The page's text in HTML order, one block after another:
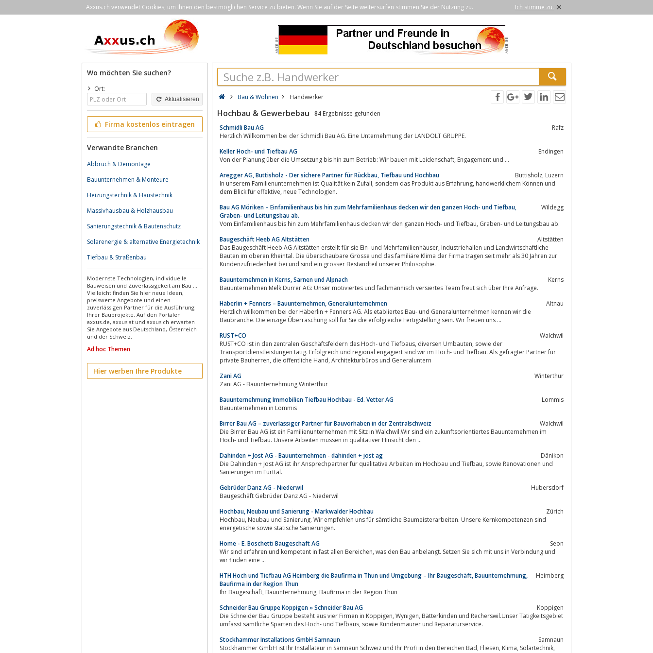
Axxus.ch verwendet Cookies, um Ihnen den bestmöglichen Service zu bieten. Wenn Sie auf der Seite weitersurfen stimmen Sie der Nutzung zu. Ich stimme zu. ×
Wo möchten Sie suchen?
Ort:
Aktualisieren
Firma kostenlos eintragen
Verwandte Branchen
Abbruch & Demontage
Bauunternehmen & Monteure
Heizungstechnik & Haustechnik
Massivhausbau & Holzhausbau
Sanierungstechnik & Bautenschutz
Solarenergie & alternative Energietechnik
Tiefbau & Straßenbau
Modernste Technologien, individuelle
Bauweisen und Zuverlässigekeit am Bau ...
Vielleicht finden Sie hier neue Ideen,
preiswerte Angebote und einen
zuverlässigen Partner für die Ausführung
Ihrer Bauprojekte. Auf den Portalen
axxus.de, axxus.at und axxus.ch erwarten
Sie Angebote aus Deutschland, Österreich
und der Schweiz.
Ad hoc Themen
Hier werben Ihre Produkte
Bau & Wohnen Handwerker
Hochbau & Gewerbebau 84 Ergebnisse gefunden
Schmidli Bau AG
Rafz
Herzlich Willkommen bei der Schmidli Bau AG. Eine Unternehmung der LANDOLT GRUPPE.
Keller Hoch- und Tiefbau AG
Endingen
Von der Planung über die Umsetzung bis hin zum Betrieb: Wir bauen mit Leidenschaft, Engagement und ...
Aregger AG, Buttisholz - Der sichere Partner für Rückbau, Tiefbau und Hochbau
Buttisholz, Luzern
In unserem Familienunternehmen ist Qualität kein Zufall, sondern das Produkt aus Erfahrung, handwerklichem Können und
dem Blick für effektive, neue Technologien.
Bau AG Möriken – Einfamilienhaus bis hin zum Mehrfamilienhaus decken wir den ganzen Hoch- und Tiefbau,
Graben- und Leitungsbau ab.
Wildegg
Vom Einfamilienhaus bis hin zum Mehrfamilienhaus decken wir den ganzen Hoch- und Tiefbau, Graben- und Leitungsbau ab.
Baugeschäft Heeb AG Altstätten
Altstätten
Das Baugeschäft Heeb AG Altstätten erstellt für sie Ein- und Mehrfamilienhäuser, Industriehallen und Landwirtschaftliche
Bauten im oberen Rheintal. Die überschaubare Grösse und das familiäre Klima der Firma tragen seit mehr als 30 Jahren zur
Kundenzufriedenheit bei und sind ein grosser Bestandteil unserer Philosophie.
Bauunternehmen in Kerns, Sarnen und Alpnach
Kerns
Bauunternehmen Melk Durrer AG: Unser motiviertes und fachmännisch versiertes Team freut sich über Ihre Anfrage.
Häberlin + Fenners – Bauunternehmen, Generalunternehmen
Altnau
Herzlich willkommen bei der Häberlin + Fenners AG. Als etabliertes Bau- und Generalunternehmen kennen wir die
Baubranche. Die einzige Überraschung soll für Sie die erfolgreiche Fertigstellung sein. Wir freuen uns ...
RUST+CO
Walchwil
RUST+CO ist in den zentralen Geschäftsfeldern des Hoch- und Tiefbaus, diversen Umbauten, sowie der
Transportdienstleistungen tätig. Erfolgreich und regional engagiert sind wir im Hoch- und Tiefbau. Als gefragter Partner für
private Bauherren, die öffentliche Hand, Architekturbüros und Generaluntern
Zani AG
Winterthur
Zani AG - Bauunternehmung Winterthur
Bauunternehmung Immobilien Tiefbau Hochbau - Ed. Vetter AG
Lommis
Bauunternehmen in Lommis
Birrer Bau AG – zuverlässiger Partner für Bauvorhaben in der Zentralschweiz
Walchwil
Die Birrer Bau AG ist ein Familienunternehmen mit Sitz in Walchwil.Wir sind ein zukunftsorientiertes Bauunternehmen im
Hoch- und Tiefbau. Unsere Arbeiten müssen in qualitativer Hinsicht den ...
Dahinden + Jost AG - Bauunternehmen - dahinden + jost ag
Dänikon
Die Dahinden + Jost AG ist ihr Ansprechpartner für qualitative Arbeiten im Hochbau und Tiefbau, sowie Renovationen und
Sanierungen im Furttal.
Gebrüder Danz AG - Niederwil
Hubersdorf
Baugeschäft Gebrüder Danz AG - Niederwil
Hochbau, Neubau und Sanierung - Markwalder Hochbau
Zürich
Hochbau, Neubau und Sanierung. Wir empfehlen uns für sämtliche Baumeisterarbeiten. Unsere Kernkompetenzen sind
energetische sowie statische Sanierungen.
Home - E. Boschetti Baugeschäft AG
Seon
Wir sind erfahren und kompetent in fast allen Bereichen, was den Bau anbelangt. Setzen Sie sich mit uns in Verbindung und
wir finden eine ...
HTH Hoch und Tiefbau AG Heimberg die Baufirma in Thun und Umgebung – Ihr Baugeschäft, Bauunternehmung,
Baufirma in der Region Thun
Heimberg
Ihr Baugeschäft, Bauunternehmung, Baufirma in der Region Thun
Schneider Bau Gruppe Koppigen » Schneider Bau AG
Koppigen
Die Schneider Bau Gruppe besteht aus vier Firmen in Koppigen, Wynigen, Bätterkinden und Recherswil.Unser Tätigkeitsgebiet
umfasst sämtliche Sparten des Hoch- und Tiefbaus, sowie Kundenmaurer und Reparaturservice.
Stockhammer Installations GmbH Samnaun
Samnaun
Stockhammer GmbH ist Ihr Installateur in Samnaun Schweiz und Ihr Profi in den Bereichen Bad, Fliesen, Klima, Solartechnik,